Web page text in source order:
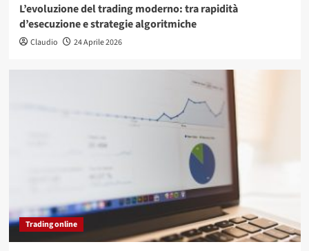
L’evoluzione del trading moderno: tra rapidità
d’esecuzione e strategie algoritmiche
Claudio 24 Aprile 2026
Trading online